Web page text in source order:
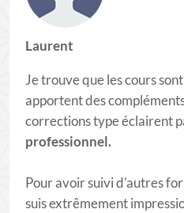
Laurent
Je trouve que les cours
apportent des
corrections type éclairent
professionnel.
Pour avoir suivi d'autres
suis extrêmement